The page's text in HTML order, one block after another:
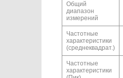
Общий
диапазон
измерений
Частотные
характеристики
(среднеквадрат.)
Частотные
характеристики